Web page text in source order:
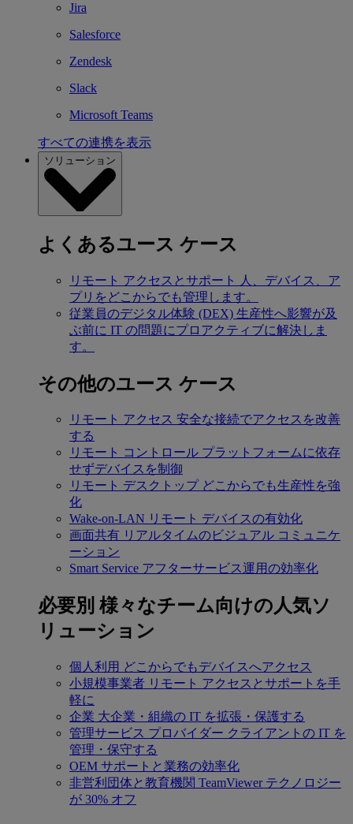
Jira
Salesforce
Zendesk
Slack
Microsoft Teams
すべての連携を表示
ソリューション
よくあるユース ケース
リモート アクセスとサポート
人、デバイス、ア
プリをどこからでも管理します。
従業員のデジタル体験 (DEX) 生産性へ影響が及
ぶ前に IT の問題にプロアクティブに解決しま
す。
その他のユース ケース
リモート アクセス 安全な接続でアクセスを改善
する
リモート コントロール プラットフォームに依存
せずデバイスを制御
リモート デスクトップ どこからでも生産性を強
化
Wake-on-LAN リモート デバイスの有効化
画面共有 リアルタイムのビジュアル コミュニケ
ーション
Smart Service アフターサービス運用の効率化
必要別 様々なチーム向けの人気ソ
リューション
個人利用 どこからでもデバイスへアクセス
小規模事業者 リモート アクセスとサポートを手
軽に
企業 大企業・組織の IT を拡張・保護する
管理サービス プロバイダー クライアントの IT を
管理・保守する
OEM サポートと業務の効率化
非営利団体と教育機関 TeamViewer テクノロジー
が 30% オフ